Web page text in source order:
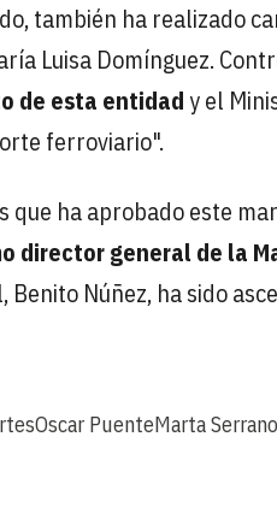
también ha realizado
Luisa Domínguez.
de esta entidady el
ferroviario".
ha aprobado este
director general de la
Núñez, ha sido
Oscar PuenteMarta Serrano